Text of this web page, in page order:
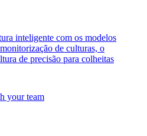
inteligente com os modelos
de culturas, o
de precisão para colheitas